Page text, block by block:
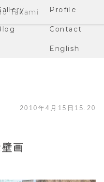
Profile
Contact
English
画
2010年4月15日15:20
Takami